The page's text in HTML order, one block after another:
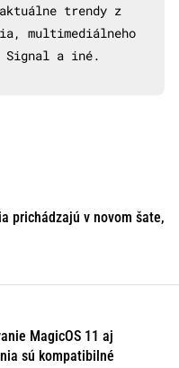
trendy z
multimediálneho
Signal a iné.
prichádzajú v novom šate,
MagicOS 11 aj
sú kompatibilné